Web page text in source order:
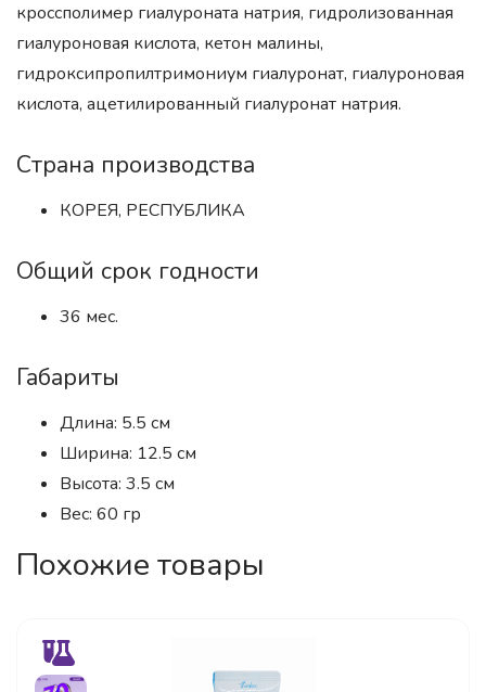
кроссполимер гиалуроната натрия, гидролизованная
гиалуроновая кислота, кетон малины,
гидроксипропилтримониум гиалуронат, гиалуроновая
кислота, ацетилированный гиалуронат натрия.
Страна производства
КОРЕЯ, РЕСПУБЛИКА
Общий срок годности
36 мес.
Габариты
Длина: 5.5 см
Ширина: 12.5 см
Высота: 3.5 см
Вес: 60 гр
Похожие товары